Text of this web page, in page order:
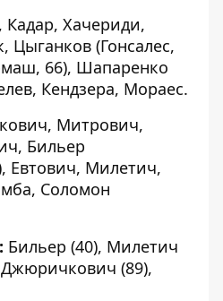
Кадар, Хачериди,
(Гонсалес,
66), Шапаренко
Кендзера, Мораес.
Митрович,
Бильер
Евтович, Милетич,
Соломон
Бильер (40), Милетич
(89),